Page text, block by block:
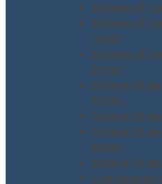
Sistema di
Sistema di
14001
Sistema di
27001
Sistemi di
37001
Sistemi di
Sistemi di
39001
Sistemi di
Consulenza